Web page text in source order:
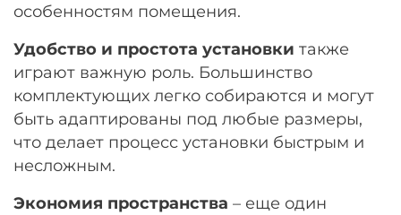
особенностям помещения.
Удобство и простота установки также
играют важную роль. Большинство
комплектующих легко собираются и могут
быть адаптированы под любые размеры,
что делает процесс установки быстрым и
несложным.
Экономия пространства – еще один